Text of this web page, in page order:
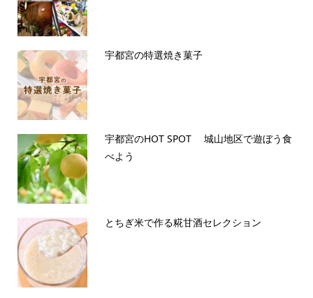
宇都宮の特選焼き菓子
宇都宮のHOT SPOT 城山地区で遊ぼう食
べよう
とちぎ米で作る糀甘酒セレクション